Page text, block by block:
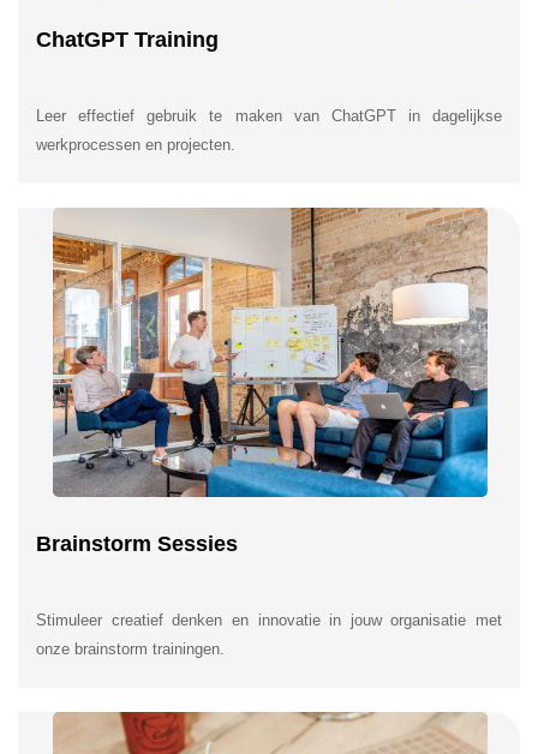
ChatGPT Training
Leer effectief gebruik te maken van ChatGPT in dagelijkse
werkprocessen en projecten.
Brainstorm Sessies
Stimuleer creatief denken en innovatie in jouw organisatie met
onze brainstorm trainingen.